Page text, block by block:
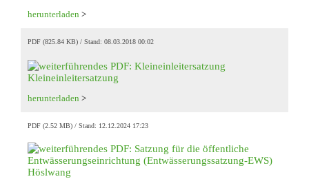
herunterladen >
PDF (825.84 KB) Stand: 08.03.2018 00:02
Kleineinleitersatzung
herunterladen >
PDF (2.52 MB) Stand: 12.12.2024 17:23